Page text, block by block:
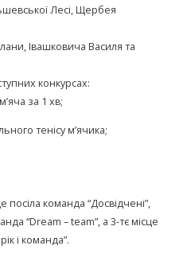
Лесі, Щербея
Івашковича Василя та
конкурсах:
за 1 хв;
тенісу м’ячика;
посіла команда “Досвідчені”,
“Dream – team”, а 3-тє місце
і команда”.